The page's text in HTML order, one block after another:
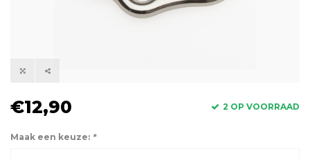
€12,90 2 OP VOORRAAD
Maak een keuze: *